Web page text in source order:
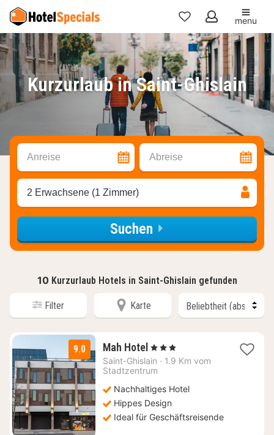
Meine
Favoriten
menu
Kurzurlaub in Saint-Ghislain
Anreise Abreise
2 Erwachsene (1 Zimmer)
Suchen
10 Kurzurlaub Hotels in Saint-Ghislain gefunden
Filter Karte
9.0 Mah Hotel 1
Nacht
ab
€
, 3 Sterne
Saint-Ghislain · 1.9 Km vom
Stadtzentrum
Nachhaltiges Hotel
Hippes Design
Ideal für Geschäftsreisende